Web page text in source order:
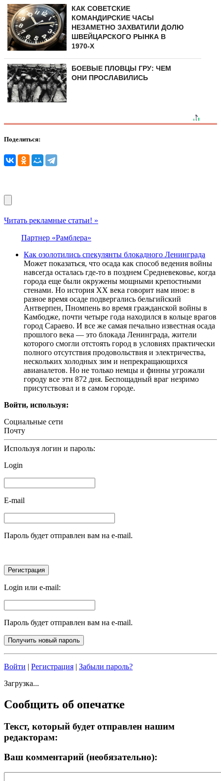
КАК СОВЕТСКИЕ
КОМАНДИРСКИЕ ЧАСЫ
НЕЗАМЕТНО ЗАХВАТИЛИ ДОЛЮ
ШВЕЙЦАРСКОГО РЫНКА В
1970-Х
БОЕВЫЕ ПЛОВЦЫ ГРУ: ЧЕМ
ОНИ ПРОСЛАВИЛИСЬ
Поделиться:
Читать рекламные статьи! »
Партнер «Рамблера»
Как озолотились спекулянты блокадного Ленинграда
Может показаться, что осада как способ ведения войны
навсегда осталась где-то в позднем Средневековье, когда
города еще были окружены мощными крепостными
стенами. Но история XX века говорит нам иное: в
разное время осаде подвергались бельгийский
Антверпен, Пномпень во время гражданской войны в
Камбодже, почти четыре года находился в кольце врагов
город Сараево. И все же самая печально известная осада
прошлого века — это блокада Ленинграда, жители
которого смогли отстоять город в условиях практически
полного отсутствия продовольствия и электричества,
нескольких холодных зим и непрекращающихся
авианалетов. Но не только немцы и финны угрожали
городу все эти 872 дня. Беспощадный враг незримо
присутствовал и в самом городе.
Войти, используя:
Социальные сети
Почту
Используя логин и пароль:
Login
E-mail
Пароль будет отправлен вам на e-mail.
Login или e-mail:
Пароль будет отправлен вам на e-mail.
Войти | Регистрация | Забыли пароль?
Загрузка...
Сообщить об опечатке
Текст, который будет отправлен нашим
редакторам:
Ваш комментарий (необязательно):